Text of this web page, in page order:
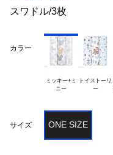
スワドル/3枚
カラー
ミッキー+ミ
トイストーリ
ー
サイズ ONE SIZE